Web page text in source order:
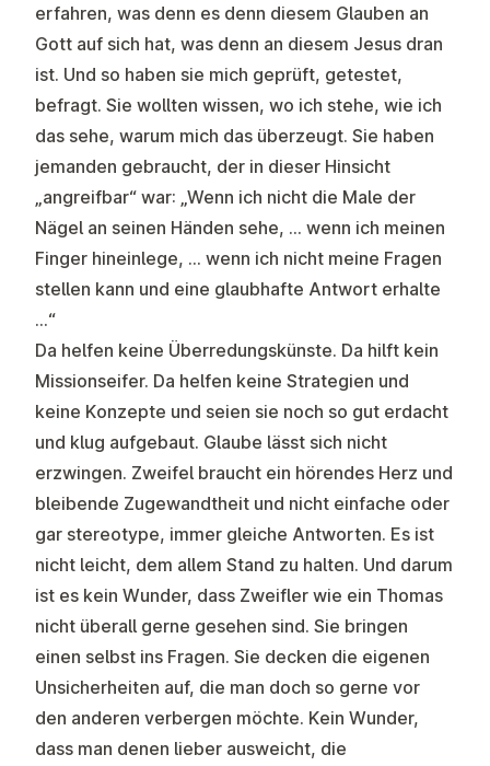
erfahren, was denn es denn diesem Glauben an
Gott auf sich hat, was denn an diesem Jesus dran
ist. Und so haben sie mich geprüft, getestet,
befragt. Sie wollten wissen, wo ich stehe, wie ich
das sehe, warum mich das überzeugt. Sie haben
jemanden gebraucht, der in dieser Hinsicht
„angreifbar“ war: „Wenn ich nicht die Male der
Nägel an seinen Händen sehe, … wenn ich meinen
Finger hineinlege, … wenn ich nicht meine Fragen
stellen kann und eine glaubhafte Antwort erhalte
…“
Da helfen keine Überredungskünste. Da hilft kein
Missionseifer. Da helfen keine Strategien und
keine Konzepte und seien sie noch so gut erdacht
und klug aufgebaut. Glaube lässt sich nicht
erzwingen. Zweifel braucht ein hörendes Herz und
bleibende Zugewandtheit und nicht einfache oder
gar stereotype, immer gleiche Antworten. Es ist
nicht leicht, dem allem Stand zu halten. Und darum
ist es kein Wunder, dass Zweifler wie ein Thomas
nicht überall gerne gesehen sind. Sie bringen
einen selbst ins Fragen. Sie decken die eigenen
Unsicherheiten auf, die man doch so gerne vor
den anderen verbergen möchte. Kein Wunder,
dass man denen lieber ausweicht, die